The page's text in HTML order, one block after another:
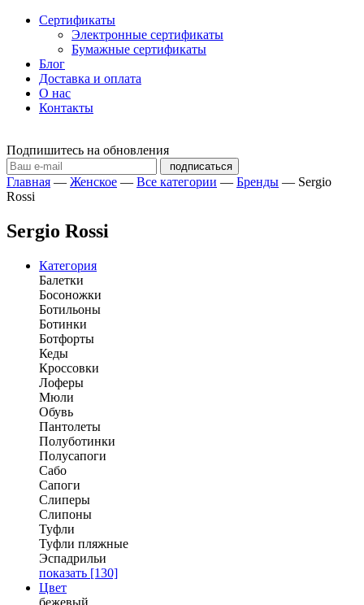
Сертификаты
Электронные сертификаты
Бумажные сертификаты
Блог
Доставка и оплата
О нас
Контакты
Подпишитесь на обновления
подписаться
Главная — Женское — Все категории — Бренды — Sergio
Rossi
Sergio Rossi
Категория
Балетки
Босоножки
Ботильоны
Ботинки
Ботфорты
Кеды
Кроссовки
Лоферы
Мюли
Обувь
Пантолеты
Полуботинки
Полусапоги
Сабо
Сапоги
Слиперы
Слипоны
Туфли
Туфли пляжные
Эспадрильи
показать [130]
Цвет
бежевый